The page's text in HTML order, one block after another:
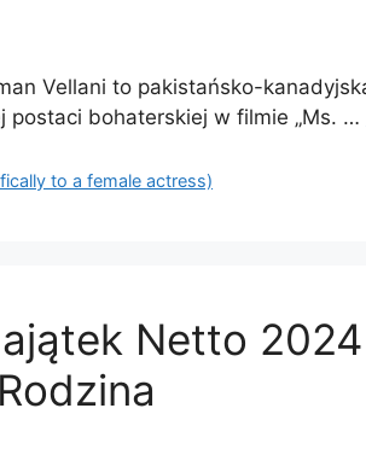
Vellani to pakistańsko-
postaci bohaterskiej w filmie „Ms. …
to a female actress)
Netto